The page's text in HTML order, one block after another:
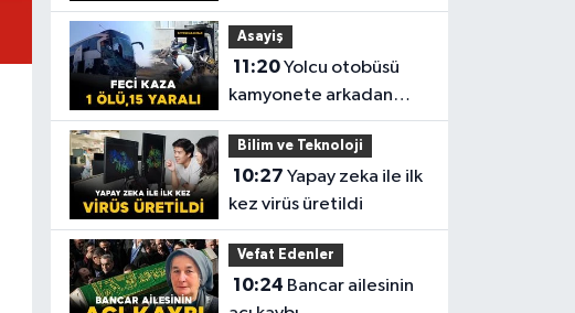
Bedelleri Açıklandı
Asayiş
11:20Yolcu otobüsü
kamyonete arkadan
çarptı: 1 ölü, 15 yaralı
Bilim ve Teknoloji
10:27
kez virüs üretildi
Vefat Edenler
10:24